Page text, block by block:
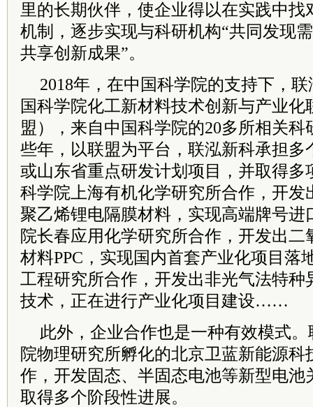
里的长期伙伴，使企业得以在实践中找
机制，逐步实现与科研机构“共同发现
共享创新成果”。
2018年，在中国科学院的支持下，
国科学院化工新材料技术创新与产业化
盟），来自中国科学院的20多所相关
些年，以联盟为平台，联泓新科承担多
或山东省重点研发计划项目，并取得多
科学院上海有机化学研究所合作，开发
聚乙烯锂电隔膜材料，实现高端牌号进
院长春应用化学研究所合作，开发出二
材料PPC，实现国内首套产业化项目落
工程研究所合作，开发出非光气法特
技术，正在进行产业化项目建设……
此外，企业合作也是一种有效模式
院物理研究所孵化的北京卫蓝新能源科
作，开发固态、半固态电池等新型电池
取得多个阶段性进展。